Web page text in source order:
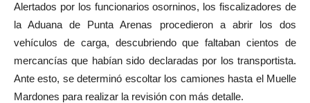
Alertados por los funcionarios osorninos, los fiscalizadores de
la Aduana de Punta Arenas procedieron a abrir los dos
vehículos de carga, descubriendo que faltaban cientos de
mercancías que habían sido declaradas por los transportista.
Ante esto, se determinó escoltar los camiones hasta el Muelle
Mardones para realizar la revisión con más detalle.